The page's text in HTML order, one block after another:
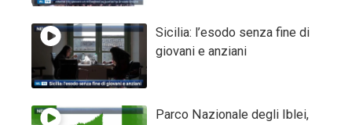
Sicilia: l’esodo senza fine di
giovani e anziani
Parco Nazionale degli Iblei,